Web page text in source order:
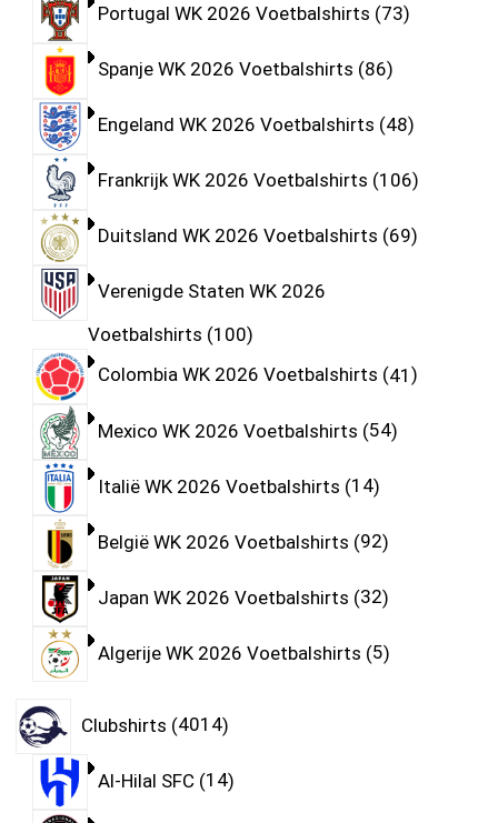
Portugal WK 2026 Voetbalshirts 73
Spanje WK 2026 Voetbalshirts 86
Engeland WK 2026 Voetbalshirts 48
Frankrijk WK 2026 Voetbalshirts 106
Duitsland WK 2026 Voetbalshirts 69
Verenigde Staten WK 2026
Voetbalshirts 100
Colombia WK 2026 Voetbalshirts 41
Mexico WK 2026 Voetbalshirts 54
Italië WK 2026 Voetbalshirts 14
België WK 2026 Voetbalshirts 92
Japan WK 2026 Voetbalshirts 32
Algerije WK 2026 Voetbalshirts 5
Clubshirts 4014
Al-Hilal SFC 14